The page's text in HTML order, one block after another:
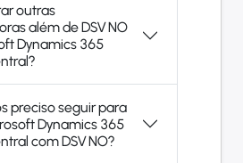
outras
além de DSV NO
Dynamics 365
preciso seguir para
Dynamics 365
com DSV NO?